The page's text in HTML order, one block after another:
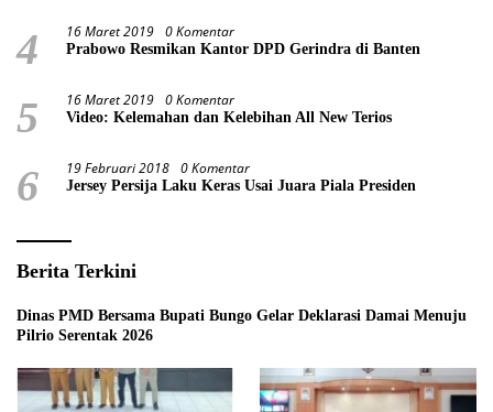
4 16 Maret 2019 0 Komentar
Prabowo Resmikan Kantor DPD Gerindra di Banten
5 16 Maret 2019 0 Komentar
Video: Kelemahan dan Kelebihan All New Terios
6 19 Februari 2018 0 Komentar
Jersey Persija Laku Keras Usai Juara Piala Presiden
Berita Terkini
Dinas PMD Bersama Bupati Bungo Gelar Deklarasi Damai Menuju
Pilrio Serentak 2026